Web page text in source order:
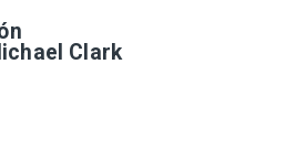
Clark